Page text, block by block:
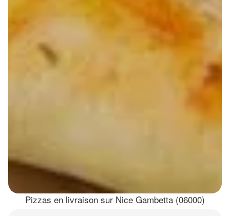
Pizzas en livraison sur Nice Gambetta (06000)